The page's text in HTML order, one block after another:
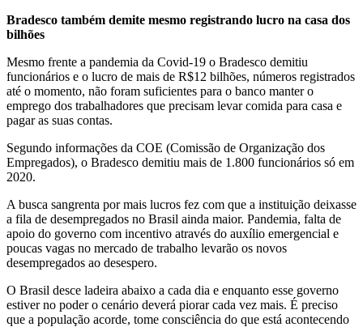
Bradesco também demite mesmo registrando lucro na casa dos
bilhões
Mesmo frente a pandemia da Covid-19 o Bradesco demitiu
funcionários e o lucro de mais de R$12 bilhões, números registrados
até o momento, não foram suficientes para o banco manter o
emprego dos trabalhadores que precisam levar comida para casa e
pagar as suas contas.
Segundo informações da COE (Comissão de Organização dos
Empregados), o Bradesco demitiu mais de 1.800 funcionários só em
2020.
A busca sangrenta por mais lucros fez com que a instituição deixasse
a fila de desempregados no Brasil ainda maior. Pandemia, falta de
apoio do governo com incentivo através do auxílio emergencial e
poucas vagas no mercado de trabalho levarão os novos
desempregados ao desespero.
O Brasil desce ladeira abaixo a cada dia e enquanto esse governo
estiver no poder o cenário deverá piorar cada vez mais. É preciso
que a população acorde, tome consciência do que está acontecendo